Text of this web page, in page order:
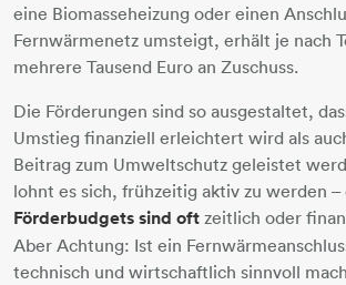
eine Biomasseheizung oder einen
Fernwärmenetz umsteigt, erhält je nach
mehrere Tausend Euro an Zuschuss.
Die Förderungen sind so ausgestaltet,
Umstieg finanziell erleichtert wird als
Beitrag zum Umweltschutz geleistet
lohnt es sich, frühzeitig aktiv zu werden –
Förderbudgets sind oft zeitlich oder
Aber Achtung: Ist ein
technisch und wirtschaftlich sinnvoll